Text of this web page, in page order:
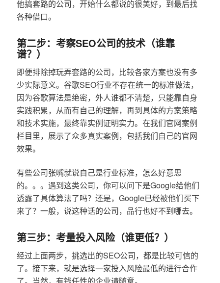
他搞套路的公司，开始什么都说的很美好，到最后找
各种借口。
第二步：考察SEO公司的技术（谁靠
谱？）
即便排除掉玩弄套路的公司，比较各家方案也没有多
少实际意义。谷歌SEO行业不存在统一的标准做法，
因为谷歌算法是绝密，外人谁都不清楚，只能靠自身
实践积累，从而有自己的理解，再到具体的方案策略
和技术实施，最终靠实例证明实力。在我们官网案例
栏目里，展示了众多真实案例，包括我们自己的官网
效果。
有些公司张嘴就说自己是行业标准，怎么好意思
的。。。遇到这类公司，你可以问下是Google给他们
透露了具体算法了吗？还是，Google已经被他们买下
来了？一般，说这种话的公司，品行也好不到哪去。
第三步：考量投入风险（谁更低？）
经过上面两步，挑选出的SEO公司，都是比较可信的
了。接下来，就是选择一家投入风险最低的进行合作